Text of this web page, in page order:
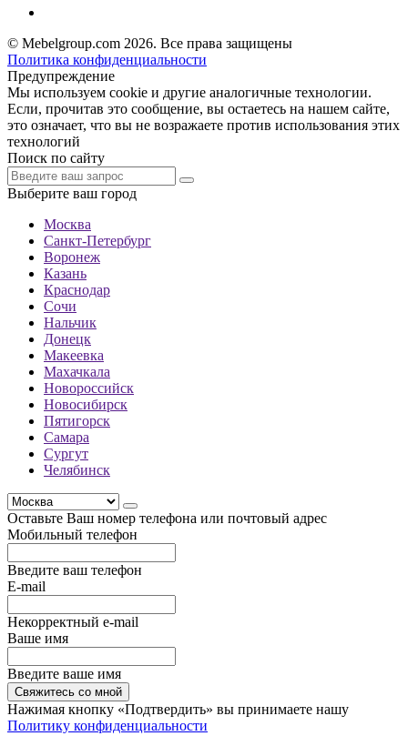
© Mebelgroup.com 2026. Все права защищены
Политика конфиденциальности
Предупреждение
Мы используем cookie и другие аналогичные технологии.
Если, прочитав это сообщение, вы остаетесь на нашем сайте,
это означает, что вы не возражаете против использования этих
технологий
Поиск по сайту
Выберите ваш город
Москва
Санкт-Петербург
Воронеж
Казань
Краснодар
Сочи
Нальчик
Донецк
Макеевка
Махачкала
Новороссийск
Новосибирск
Пятигорск
Самара
Сургут
Челябинск
Оставьте Ваш номер телефона или почтовый адрес
Мобильный телефон
Введите ваш телефон
E-mail
Некорректный e-mail
Ваше имя
Введите ваше имя
Свяжитесь со мной
Нажимая кнопку «Подтвердить» вы принимаете нашу
Политику конфиденциальности